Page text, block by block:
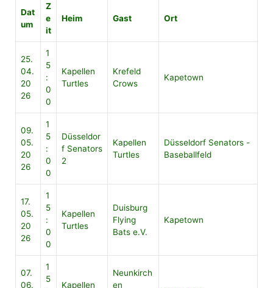
Dat
um
Z
e
it
Heim Gast Ort
25.
04.
20
26
1
5
:
0
0
Kapellen
Turtles
Krefeld
Crows
Kapetown
09.
05.
20
26
1
5
:
0
0
Düsseldor
f Senators
2
Kapellen
Turtles
Düsseldorf Senators -
Baseballfeld
17.
05.
20
26
1
5
:
0
0
Kapellen
Turtles
Duisburg
Flying
Bats e.V.
Kapetown
07.
06.
1
5
Kapellen
Neunkirch
en